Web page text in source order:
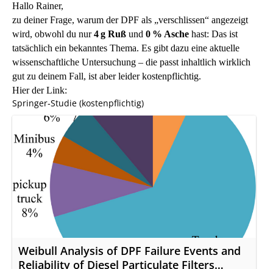
Hallo Rainer,
zu deiner Frage, warum der DPF als „verschlissen“ angezeigt
wird, obwohl du nur4 g Ruß und 0 % Asche hast: Das ist
tatsächlich ein bekanntes Thema. Es gibt dazu eine aktuelle
wissenschaftliche Untersuchung – die passt inhaltlich wirklich
gut zu deinem Fall, ist aber leider kostenpflichtig.
Hier der Link:
Springer‑Studie (kostenpflichtig)
Weibull Analysis of DPF Failure Events and
Reliability of Diesel Particulate Filters